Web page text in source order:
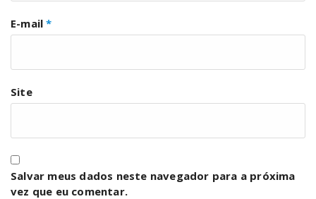
E-mail*
Site
Salvar meus dados neste navegador para a próxima
vez que eu comentar.